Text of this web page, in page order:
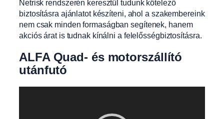
Netrisk rendszerén keresztül tudunk kötelező
biztosításra ajánlatot készíteni, ahol a szakembereink
nem csak minden formaságban segítenek, hanem
akciós árat is tudnak kínálni a felelősségbiztosításra.
ALFA Quad- és motorszállító
utánfutó